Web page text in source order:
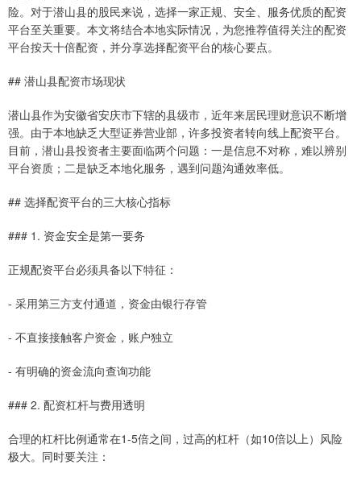
险。对于潜山县的股民来说，选择一家正规、安全、服务优质的配资
平台至关重要。本文将结合本地实际情况，为您推荐值得关注的配资
平台按天十倍配资，并分享选择配资平台的核心要点。
## 潜山县配资市场现状
潜山县作为安徽省安庆市下辖的县级市，近年来居民理财意识不断增
强。由于本地缺乏大型证券营业部，许多投资者转向线上配资平台。
目前，潜山县投资者主要面临两个问题：一是信息不对称，难以辨别
平台资质；二是缺乏本地化服务，遇到问题沟通效率低。
## 选择配资平台的三大核心指标
### 1. 资金安全是第一要务
正规配资平台必须具备以下特征：
- 采用第三方支付通道，资金由银行存管
- 不直接接触客户资金，账户独立
- 有明确的资金流向查询功能
### 2. 配资杠杆与费用透明
合理的杠杆比例通常在1-5倍之间，过高的杠杆（如10倍以上）风险
极大。同时要关注：